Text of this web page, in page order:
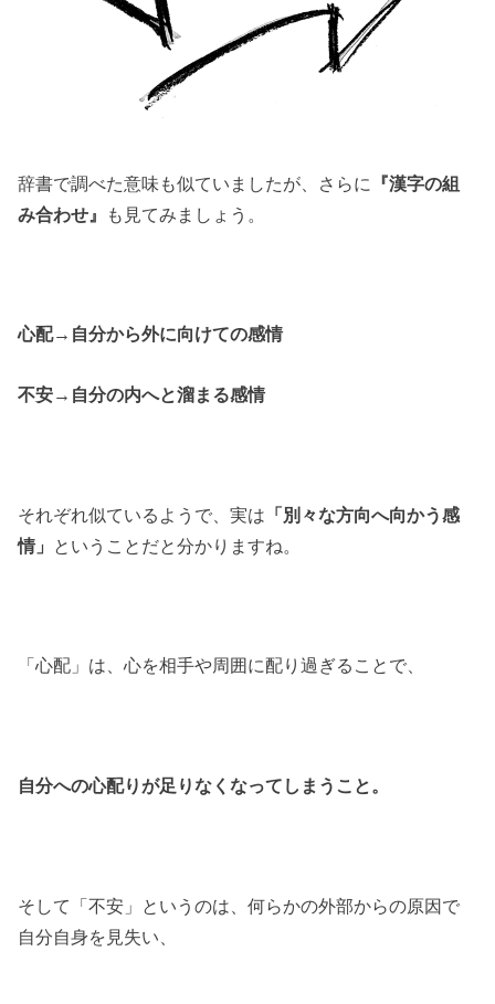
辞書で調べた意味も似ていましたが、さらに
『漢字の組
み合わせ』
も見てみましょう。
心配→ 自分から外に向けての感情
不安→ 自分の内へと溜まる感情
それぞれ似ているようで、実は 「別々な方向へ向かう感
情」
ということだと分かりますね。
「心配」は、心を相手や周囲に配り過ぎることで、
自分への心配りが足りなくなってしまうこと。
そして「不安」というのは、何らかの外部からの原因で
自分自身を見失い、